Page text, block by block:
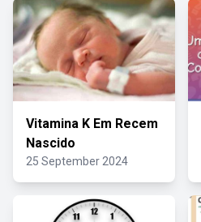
Vitamina K Em Recem
Nascido
25 September 2024